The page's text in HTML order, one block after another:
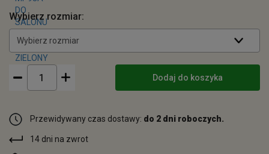
Wybierz rozmiar:
Wybierz rozmiar
Dodaj do koszyka
Przewidywany czas dostawy: do 2 dni roboczych.
14 dni na zwrot